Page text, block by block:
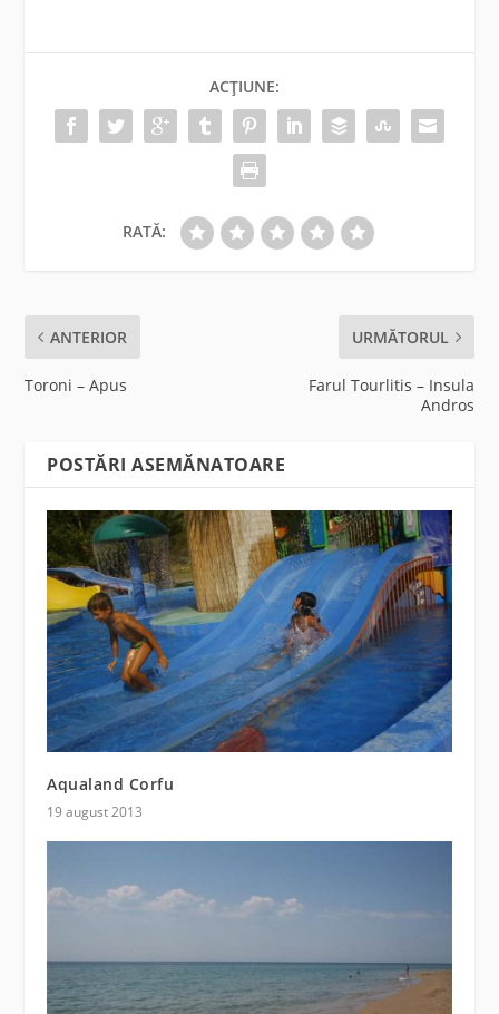
ACȚIUNE:
RATĂ:
ANTERIOR
Toroni – Apus
URMĂTORUL
Farul Tourlitis – Insula
Andros
POSTĂRI ASEMĂNATOARE
Aqualand Corfu
19 august 2013